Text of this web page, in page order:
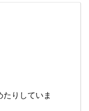
たりしていま